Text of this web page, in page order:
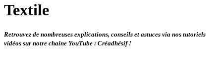
Textile
Retrouvez de nombreuses explications, conseils et astuces via nos tutoriels
vidéos sur notre chaine YouTube : Créadhésif !